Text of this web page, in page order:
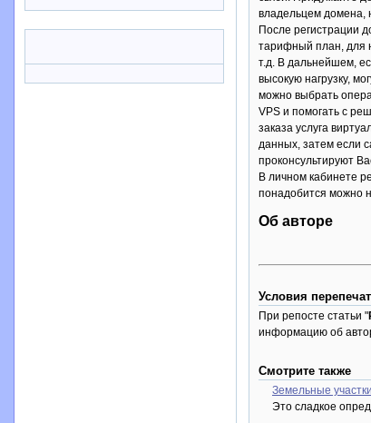
владельцем домена,
После регистрации
тарифный план, для
т.д. В дальнейшем,
высокую нагрузку,
можно выбрать
VPS и помогать с
заказа услуга
данных, затем если
проконсультируют
В личном кабинете
понадобится можно
Об авторе
Условия
При репосте статьи "
информацию об
Смотрите также
Земельные
Это сладкое